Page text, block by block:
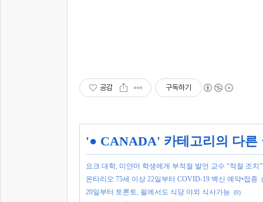
공감 구독하기
'● CANADA' 카테고리의 다른
요크 대학, 미얀마 학생에게 부적절 발언 교수 “적절 조치”
온타리오 75세 이상 22일부터 COVID-19 백신 예약•접종
20일부터 토론토, 필에서도 식당 야외 식사가능 (0)